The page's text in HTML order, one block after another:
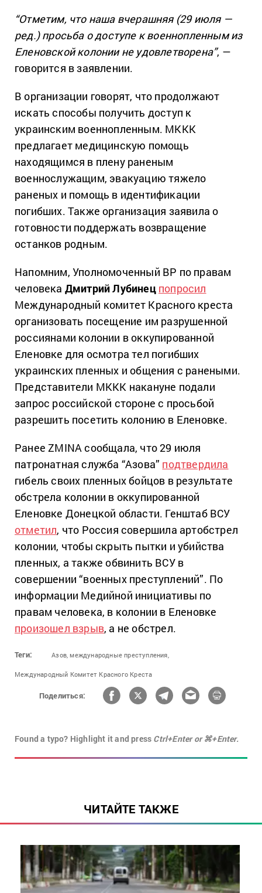
“Отметим, что наша вчерашняя (29 июля —
ред.) просьба о доступе к военнопленным из
Еленовской колонии не удовлетворена”, —
говорится в заявлении.
В организации говорят, что продолжают
искать способы получить доступ к
украинским военнопленным. МККК
предлагает медицинскую помощь
находящимся в плену раненым
военнослужащим, эвакуацию тяжело
раненых и помощь в идентификации
погибших. Также организация заявила о
готовности поддержать возвращение
останков родным.
Напомним, Уполномоченный ВР по правам
человека Дмитрий Лубинец попросил
Международный комитет Красного креста
организовать посещение им разрушенной
россиянами колонии в оккупированной
Еленовке для осмотра тел погибших
украинских пленных и общения с ранеными.
Представители МККК накануне подали
запрос российской стороне с просьбой
разрешить посетить колонию в Еленовке.
Ранее ZMINA сообщала, что 29 июля
патронатная служба “Азова” подтвердила
гибель своих пленных бойцов в результате
обстрела колонии в оккупированной
Еленовке Донецкой области. Генштаб ВСУ
отметил, что Россия совершила артобстрел
колонии, чтобы скрыть пытки и убийства
пленных, а также обвинить ВСУ в
совершении “военных преступлений”. По
информации Медийной инициативы по
правам человека, в колонии в Еленовке
произошел взрыв, а не обстрел.
Теги: Азов, международные преступления,
Международный Комитет Красного Креста
Поделиться:
Found a typo? Highlight it and press Ctrl+Enter or ⌘+Enter.
ЧИТАЙТЕ ТАКЖЕ